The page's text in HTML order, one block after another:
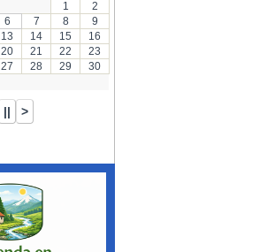
1
2
6 7 8
9
13 14 15
16
20 21 22
23
27 28 29
30